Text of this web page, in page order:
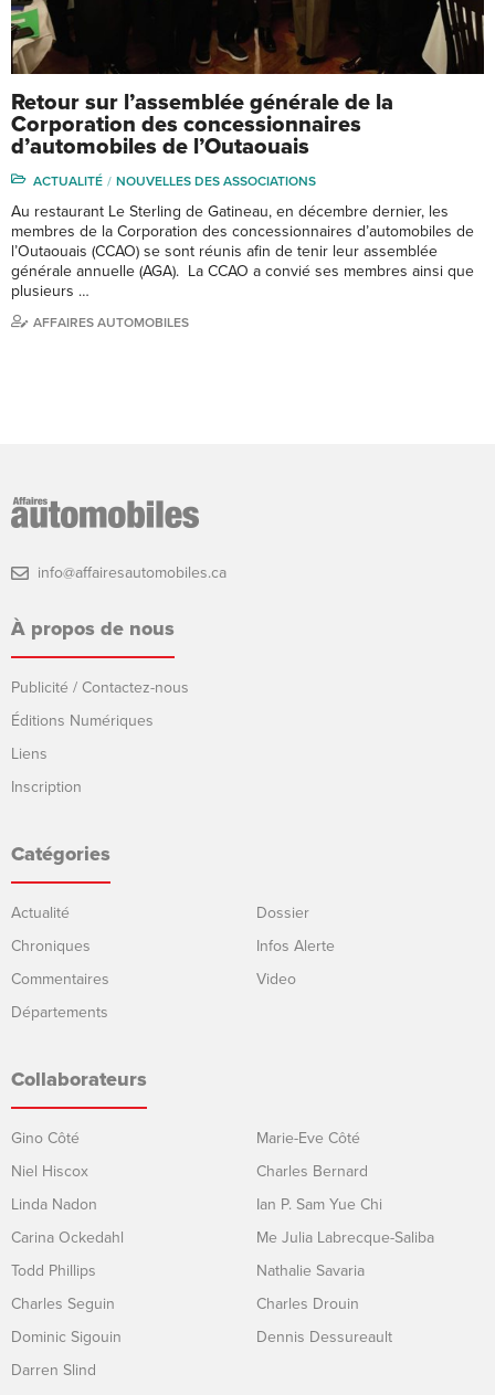
Retour sur l’assemblée générale de la
Corporation des concessionnaires
d’automobiles de l’Outaouais
ACTUALITÉ NOUVELLES DES ASSOCIATIONS
Au restaurant Le Sterling de Gatineau, en décembre dernier, les
membres de la Corporation des concessionnaires d’automobiles de
l’Outaouais (CCAO) se sont réunis afin de tenir leur assemblée
générale annuelle (AGA). La CCAO a convié ses membres ainsi que
plusieurs …
AFFAIRES AUTOMOBILES
info@affairesautomobiles.ca
À propos de nous
Publicité / Contactez-nous
Éditions Numériques
Liens
Inscription
Catégories
Actualité
Chroniques
Commentaires
Départements
Dossier
Infos Alerte
Video
Collaborateurs
Gino Côté
Niel Hiscox
Linda Nadon
Carina Ockedahl
Todd Phillips
Charles Seguin
Dominic Sigouin
Darren Slind
Marie-Eve Côté
Charles Bernard
Ian P. Sam Yue Chi
Me Julia Labrecque-Saliba
Nathalie Savaria
Charles Drouin
Dennis Dessureault